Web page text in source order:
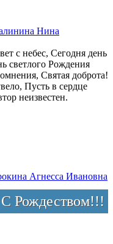
Нина
с небес, Сегодня день
светлого Рождения
Святая доброта!
Пусть в сердце
неизвестен.
Агнесса Ивановна
С Рождеством!!!